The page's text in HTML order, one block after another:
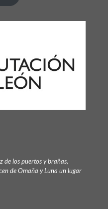
de los puertos y brañas,
de Omaña y Luna un lugar